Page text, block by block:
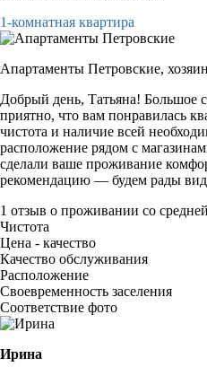
1-комнатная квартира
Апартаменты Петровские,
Добрый день, Татьяна! Большое
приятно, что вам понравилась
чистота и наличие всей
расположение рядом с
сделали ваше проживание
рекомендацию — будем рады
1 отзыв о проживании со
Чистота
Цена - качество
Качество обслуживания
Расположение
Своевременность заселения
Соответствие фото
Ирина